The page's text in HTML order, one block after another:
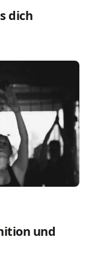
dich
Ablauf
und